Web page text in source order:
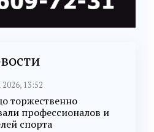
2026, 13:52
торжественно
профессионалов и
спорта